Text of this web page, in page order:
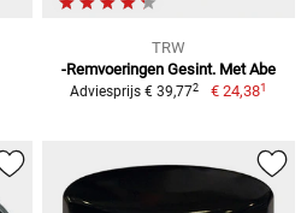
TRW
-Remvoeringen Gesint. Met Abe
Adviesprijs € 39,772 € 24,381